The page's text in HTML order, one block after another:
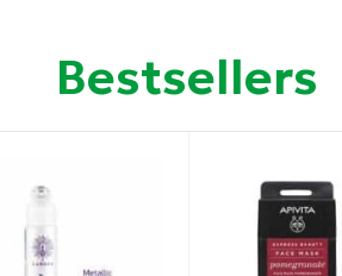
σας ρουτίνα και χαρίστε
Bestsellers